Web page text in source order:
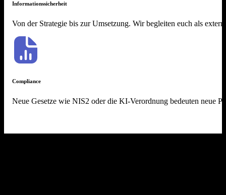
Informationssicherheit
Von der Strategie bis zur Umsetzung. Wir begleiten euch als
Compliance
Neue Gesetze wie NIS2 oder die KI-Verordnung bedeuten neue